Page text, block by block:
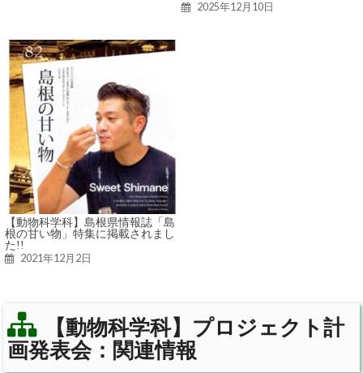
2025年12月10日
【動物科学科】島根県情報誌「島
根の甘い物」特集に掲載されまし
た!!
2021年12月2日
【動物科学科】プロジェクト計
画発表会：関連情報